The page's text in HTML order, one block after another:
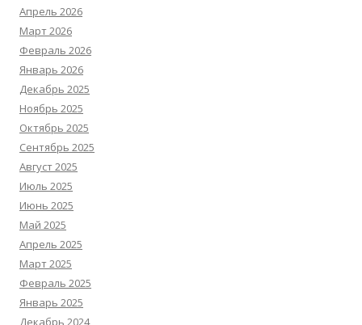
Апрель 2026
Март 2026
Февраль 2026
Январь 2026
Декабрь 2025
Ноябрь 2025
Октябрь 2025
Сентябрь 2025
Август 2025
Июль 2025
Июнь 2025
Май 2025
Апрель 2025
Март 2025
Февраль 2025
Январь 2025
Декабрь 2024